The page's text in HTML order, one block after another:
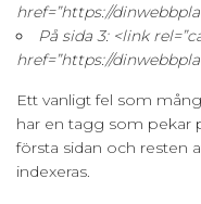
href=”https://
På sida 3: <link
href=”https://
Ett vanligt fel som
har en tagg som pekar
första sidan och resten
indexeras.